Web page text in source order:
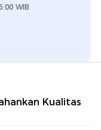
WIB
Kualitas